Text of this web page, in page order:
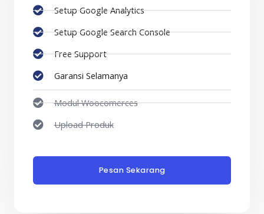
Setup Google Analytics
Setup Google Search Console
Free Support
Garansi Selamanya
Modul Woocomerces
Upload Produk
Pesan Sekarang